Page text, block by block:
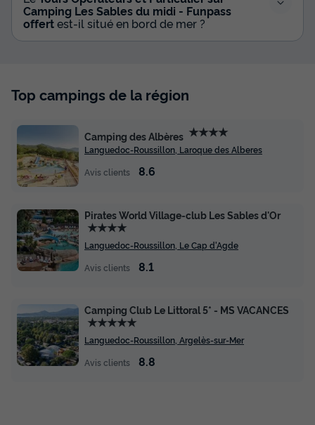
Camping Les Sables du midi - Funpass
offertest-il situé en bord de mer ?
Top campings de la région
Camping des Albères ★★★★
Languedoc-Roussillon, Laroque des Alberes
Avis clients
8.6
Pirates World Village-club Les Sables d'Or
★★★★
Languedoc-Roussillon, Le Cap d'Agde
Avis clients
8.1
Camping Club Le Littoral 5* - MS VACANCES
★★★★★
Languedoc-Roussillon, Argelès-sur-Mer
Avis clients
8.8